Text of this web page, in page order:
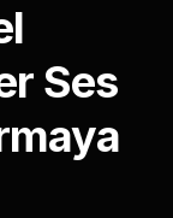
Ses